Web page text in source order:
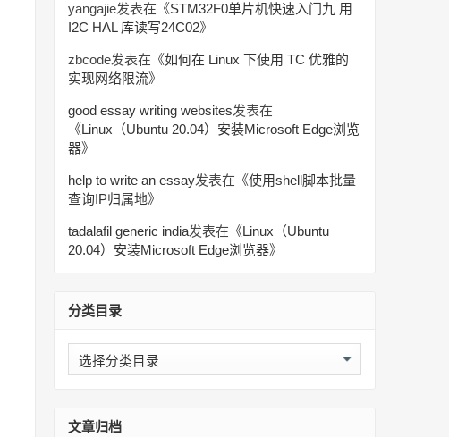
yangajie发表在《STM32F0单片机快速入门九 用
I2C HAL 库读写24C02》
zbcode发表在《如何在 Linux 下使用 TC 优雅的
实现网络限流》
good essay writing websites发表在
《Linux（Ubuntu 20.04）安装Microsoft Edge浏览
器》
help to write an essay发表在《使用shell脚本批量
查询IP归属地》
tadalafil generic india发表在《Linux（Ubuntu
20.04）安装Microsoft Edge浏览器》
分类目录
分
类
文章归档